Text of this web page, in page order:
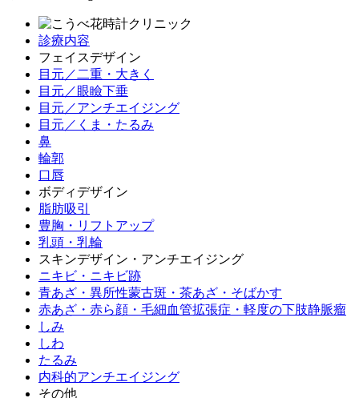
診療内容
フェイスデザイン
目元／二重・大きく
目元／眼瞼下垂
目元／アンチエイジング
目元／くま・たるみ
鼻
輪郭
口唇
ボディデザイン
脂肪吸引
豊胸・リフトアップ
乳頭・乳輪
スキンデザイン・アンチエイジング
ニキビ・ニキビ跡
青あざ・異所性蒙古斑・茶あざ・そばかす
赤あざ・赤ら顔・毛細血管拡張症・軽度の下肢静脈瘤
しみ
しわ
たるみ
内科的アンチエイジング
その他